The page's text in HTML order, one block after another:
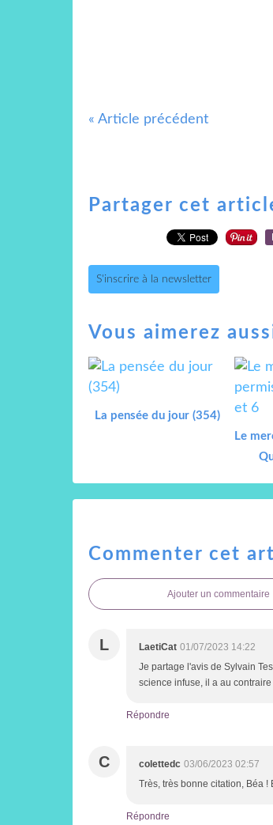
« Article précédent
Partager cet
S'inscrire à la newsletter
Vous aimerez
La pensée du jour (354)
Le
Commenter cet
Ajouter un commentaire
L LaetiCat 01/07/2023 14:22
Je partage l'avis de Sylvain
science infuse, il a au
Répondre
C colettedc 03/06/2023 02:57
Très, très bonne citation, Béa !
Répondre